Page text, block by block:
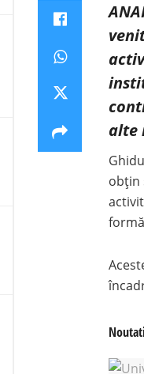
alte
obțin
Noutati